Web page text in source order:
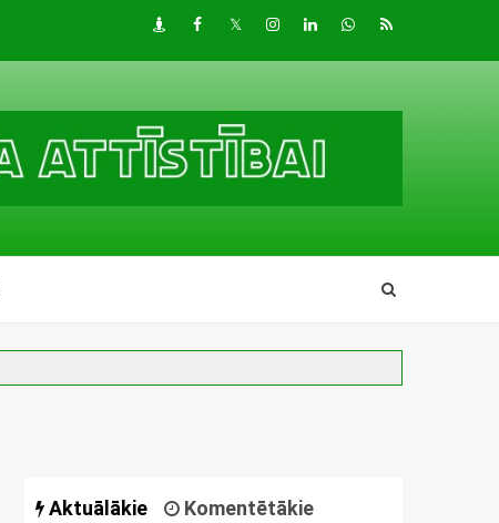
DraugiemFacebook
TwitterInstagram
LinkedInwhatsapp
RSS
Aktuālākie Komentētākie